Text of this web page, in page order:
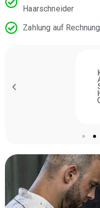
Haarschneider
Zahlung auf